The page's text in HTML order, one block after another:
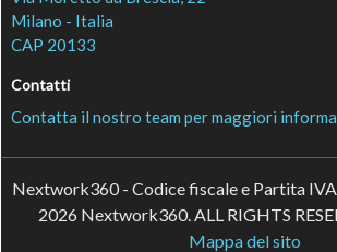
Milano - Italia
CAP 20133
Contatti
Contatta il nostro team per maggiori
Nextwork360 - Codice fiscale e Partita
2026 Nextwork360. ALL RIGHTS
Mappa del sito